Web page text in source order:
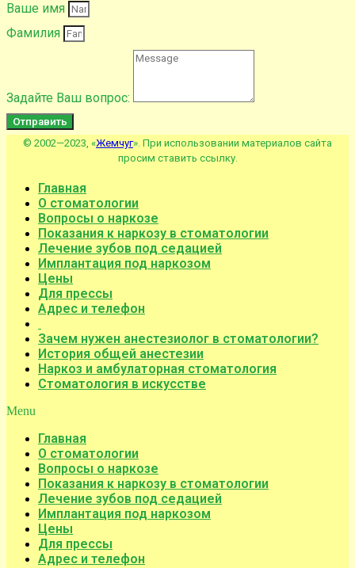
Ваше имя
Фамилия
Задайте Ваш вопрос:
Отправить
© 2002—2023, «Жемчуг». При использовании материалов сайта
просим ставить ссылку.
Главная
О стоматологии
Вопросы о наркозе
Показания к наркозу в стоматологии
Лечение зубов под седацией
Имплантация под наркозом
Цены
Для прессы
Адрес и телефон
Зачем нужен анестезиолог в стоматологии?
История общей анестезии
Наркоз и амбулаторная стоматология
Стоматология в искусстве
Menu
Главная
О стоматологии
Вопросы о наркозе
Показания к наркозу в стоматологии
Лечение зубов под седацией
Имплантация под наркозом
Цены
Для прессы
Адрес и телефон